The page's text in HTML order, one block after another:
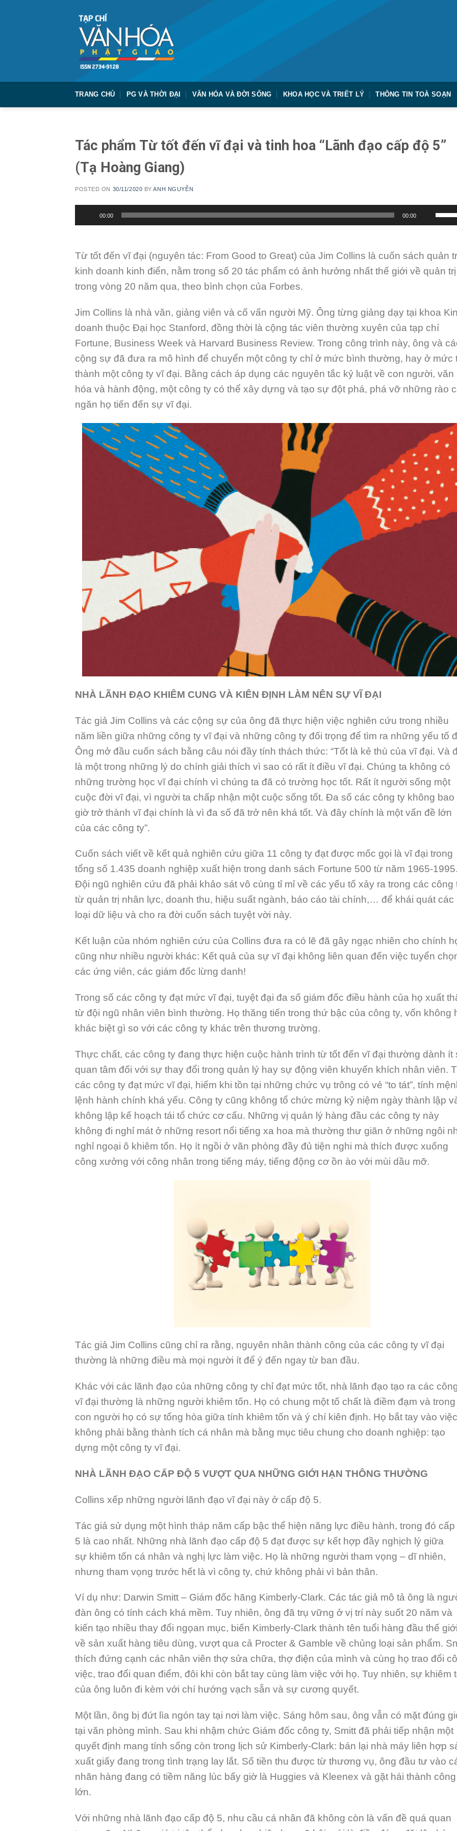
TRANG CHỦ PG VÀ THỜI ĐẠI VĂN HÓA VÀ ĐỜI SỐNG KHOA HỌC VÀ TRIẾT LÝ THÔNG TIN TOÀ SOẠN
Tác phẩm Từ tốt đến vĩ đại và tinh hoa “Lãnh đạo cấp độ 5”
(Tạ Hoàng Giang)
POSTED ON 30/11/2020 BYANH NGUYỄN
chơi
00:00 00:00
dụng
mũi
tên
tăng
hoặc
giảm
Từ tốt đến vĩ đại (nguyên tác: From Good to Great) của Jim Collins là cuốn sách quản
kinh doanh kinh điển, nằm trong số 20 tác phẩm có ảnh hưởng nhất thế giới về quản trị
trong vòng 20 năm qua, theo bình chọn của Forbes.
Jim Collins là nhà văn, giảng viên và cố vấn người Mỹ. Ông từng giảng dạy tại khoa
doanh thuộc Đại học Stanford, đồng thời là cộng tác viên thường xuyên của tạp chí
Fortune, Business Week và Harvard Business Review. Trong công trình này, ông và
cộng sự đã đưa ra mô hình để chuyển một công ty chỉ ở mức bình thường, hay ở mức
thành một công ty vĩ đại. Bằng cách áp dụng các nguyên tắc kỷ luật về con người, văn
hóa và hành động, một công ty có thể xây dựng và tạo sự đột phá, phá vỡ những rào
ngăn họ tiến đến sự vĩ đại.
NHÀ LÃNH ĐẠO KHIÊM CUNG VÀ KIÊN ĐỊNH LÀM NÊN SỰ VĨ ĐẠI
Tác giả Jim Collins và các cộng sự của ông đã thực hiện việc nghiên cứu trong nhiều
năm liền giữa những công ty vĩ đại và những công ty đối trọng để tìm ra những yếu tố
Ông mở đầu cuốn sách bằng câu nói đầy tính thách thức: “Tốt là kẻ thù của vĩ đại. Và
là một trong những lý do chính giải thích vì sao có rất ít điều vĩ đại. Chúng ta không có
những trường học vĩ đại chính vì chúng ta đã có trường học tốt. Rất ít người sống một
cuộc đời vĩ đại, vì người ta chấp nhận một cuộc sống tốt. Đa số các công ty không bao
giờ trở thành vĩ đại chính là vì đa số đã trở nên khá tốt. Và đây chính là một vấn đề lớn
của các công ty”.
Cuốn sách viết về kết quả nghiên cứu giữa 11 công ty đạt được mốc gọi là vĩ đại trong
tổng số 1.435 doanh nghiệp xuất hiện trong danh sách Fortune 500 từ năm 1965-1995.
Đội ngũ nghiên cứu đã phải khảo sát vô cùng tỉ mỉ về các yếu tố xảy ra trong các công
từ quản trị nhân lực, doanh thu, hiệu suất ngành, báo cáo tài chính,… để khái quát các
loại dữ liệu và cho ra đời cuốn sách tuyệt vời này.
Kết luận của nhóm nghiên cứu của Collins đưa ra có lẽ đã gây ngạc nhiên cho chính
cũng như nhiều người khác: Kết quả của sự vĩ đại không liên quan đến việc tuyển
các ứng viên, các giám đốc lừng danh!
Trong số các công ty đạt mức vĩ đại, tuyệt đại đa số giám đốc điều hành của họ xuất
từ đội ngũ nhân viên bình thường. Họ thăng tiến trong thứ bậc của công ty, vốn không
khác biệt gì so với các công ty khác trên thương trường.
Thực chất, các công ty đang thực hiện cuộc hành trình từ tốt đến vĩ đại thường dành ít
quan tâm đối với sự thay đổi trong quản lý hay sự động viên khuyến khích nhân viên.
các công ty đạt mức vĩ đại, hiếm khi tồn tại những chức vụ trông có vẻ “to tát”, tính
lệnh hành chính khá yếu. Công ty cũng không tổ chức mừng kỷ niệm ngày thành lập
không lập kế hoạch tái tổ chức cơ cấu. Những vị quản lý hàng đầu các công ty này
không đi nghỉ mát ở những resort nổi tiếng xa hoa mà thường thư giãn ở những ngôi
nghỉ ngoại ô khiêm tốn. Họ ít ngồi ở văn phòng đầy đủ tiện nghi mà thích được xuống
công xưởng với công nhân trong tiếng máy, tiếng động cơ ồn ào với mùi dầu mỡ.
Tác giả Jim Collins cũng chỉ ra rằng, nguyên nhân thành công của các công ty vĩ đại
thường là những điều mà mọi người ít để ý đến ngay từ ban đầu.
Khác với các lãnh đạo của những công ty chỉ đạt mức tốt, nhà lãnh đạo tạo ra các
vĩ đại thường là những người khiêm tốn. Họ có chung một tố chất là điềm đạm và trong
con người họ có sự tổng hòa giữa tính khiêm tốn và ý chí kiên định. Họ bắt tay vào việc
không phải bằng thành tích cá nhân mà bằng mục tiêu chung cho doanh nghiệp: tạo
dựng một công ty vĩ đại.
NHÀ LÃNH ĐẠO CẤP ĐỘ 5 VƯỢT QUA NHỮNG GIỚI HẠN THÔNG THƯỜNG
Collins xếp những người lãnh đạo vĩ đại này ở cấp độ 5.
Tác giả sử dụng một hình tháp năm cấp bậc thể hiện năng lực điều hành, trong đó cấp
5 là cao nhất. Những nhà lãnh đạo cấp độ 5 đạt được sự kết hợp đầy nghịch lý giữa
sự khiêm tốn cá nhân và nghị lực làm việc. Họ là những người tham vọng – dĩ nhiên,
nhưng tham vọng trước hết là vì công ty, chứ không phải vì bản thân.
Ví dụ như: Darwin Smitt – Giám đốc hãng Kimberly-Clark. Các tác giả mô tả ông là
đàn ông có tính cách khá mềm. Tuy nhiên, ông đã trụ vững ở vị trí này suốt 20 năm và
kiến tạo nhiều thay đổi ngọan mục, biến Kimberly-Clark thành tên tuổi hàng đầu thế giới
về sản xuất hàng tiêu dùng, vượt qua cả Procter & Gamble về chủng loại sản phẩm.
thích đứng cạnh các nhân viên thợ sửa chữa, thợ điện của mình và cùng họ trao đổi
việc, trao đổi quan điểm, đôi khi còn bắt tay cùng làm việc với họ. Tuy nhiên, sự khiêm
của ông luôn đi kèm với chí hướng vạch sẵn và sự cương quyết.
Một lần, ông bị đứt lìa ngón tay tại nơi làm việc. Sáng hôm sau, ông vẫn có mặt đúng
tại văn phòng mình. Sau khi nhậm chức Giám đốc công ty, Smitt đã phải tiếp nhận một
quyết định mang tính sống còn trong lịch sử Kimberly-Clark: bán lại nhà máy liên hợp
xuất giấy đang trong tình trạng lay lắt. Số tiền thu được từ thương vụ, ông đầu tư vào
nhãn hàng đang có tiềm năng lúc bấy giờ là Huggies và Kleenex và gặt hái thành
lớn.
Với những nhà lãnh đạo cấp độ 5, nhu cầu cá nhân đã không còn là vấn đề quá quan